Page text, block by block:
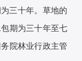
三十年。草地的
期为三十年至七
院林业行政主管